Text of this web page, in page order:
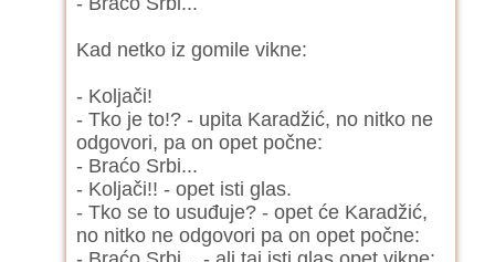
Kad netko iz gomile vikne:
- Koljači!
- Tko je to!? - upita Karadžić, no nitko ne
odgovori, pa on opet počne:
- Braćo Srbi...
- Koljači!! - opet isti glas.
- Tko se to usuđuje? - opet će Karadžić,
no nitko ne odgovori pa on opet počne: